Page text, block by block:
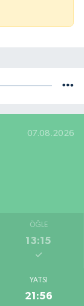
07.08.2026
ÖĞLE
13:15
YATSI
21:56